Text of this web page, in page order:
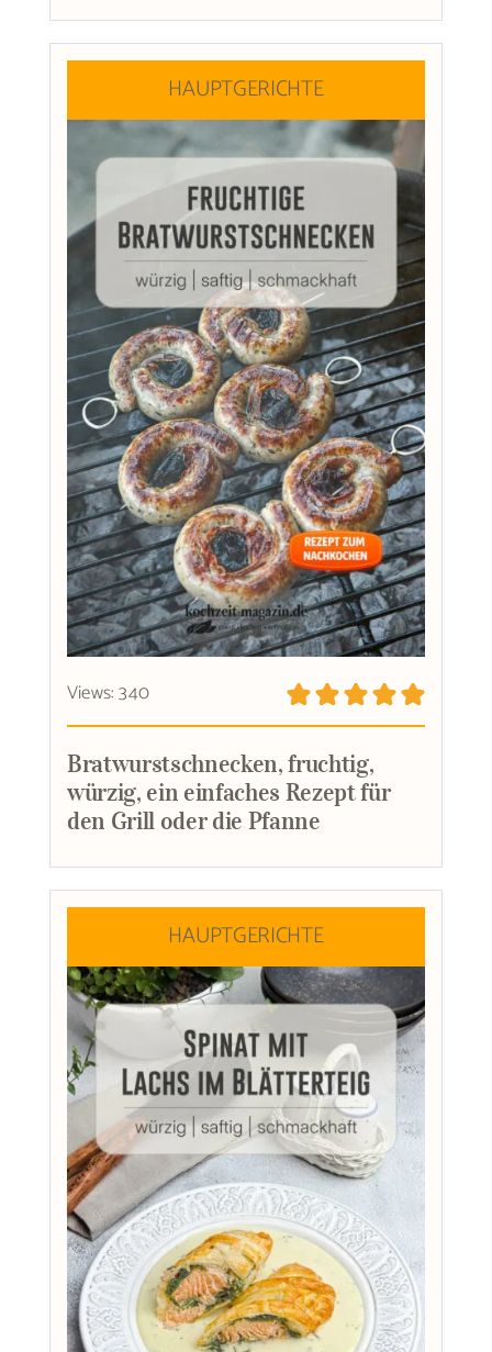
HAUPTGERICHTE
Views: 340
Bratwurstschnecken, fruchtig,
würzig, ein einfaches Rezept für
den Grill oder die Pfanne
HAUPTGERICHTE